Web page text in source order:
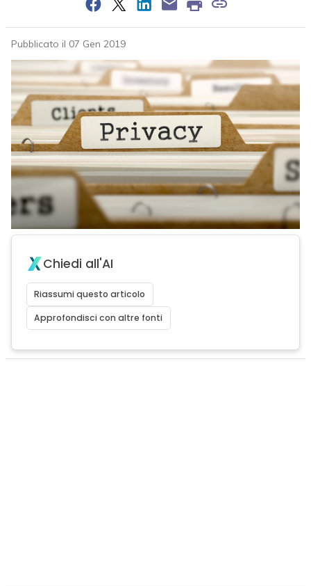
Pubblicato il 07 Gen 2019
Chiedi all'AI
Riassumi questo articolo
Approfondisci con altre fonti